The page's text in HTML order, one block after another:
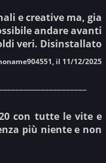
e creative ma, gia
andare avanti
veri. Disinstallato
il 11/12/2025
con tutte le vite e
più niente e non